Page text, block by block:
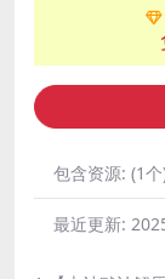
包含资源: (1
最近更新: